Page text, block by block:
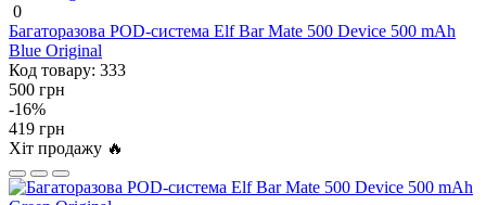
0
Багаторазова POD-система Elf Bar Mate 500 Device 500 mAh
Blue Original
Код товару: 333
500 грн
-16%
419 грн
Хіт продажу 🔥